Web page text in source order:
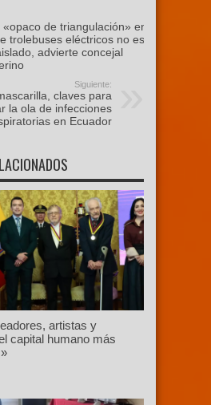
«opaco de triangulación» en
trolebuses eléctricos no es
advierte concejal
Siguiente:
claves para
la ola de infecciones
en Ecuador
artistas y
capital humano más